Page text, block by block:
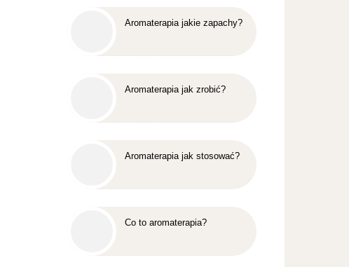
Aromaterapia jakie zapachy?
Aromaterapia jak zrobić?
Aromaterapia jak stosować?
Co to aromaterapia?